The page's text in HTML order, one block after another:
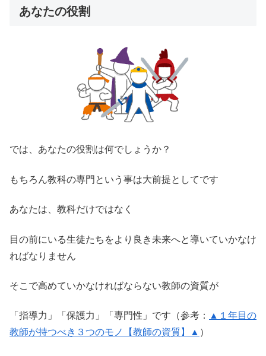
あなたの役割
では、あなたの役割は何でしょうか？
もちろん教科の専門という事は大前提としてです
あなたは、教科だけではなく
目の前にいる生徒たちをより良き未来へと導いていかなけ
ればなりません
そこで高めていかなければならない教師の資質が
「指導力」「保護力」「専門性」です（参考：
▲１年目の
教師が持つべき３つのモノ【教師の資質】▲ ）